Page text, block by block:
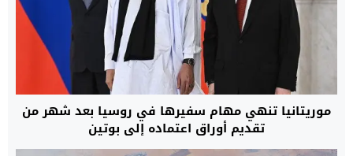
موريتانيا تنهي مهام سفيرها في روسيا بعد شهر من
تقديم أوراق اعتماده إلى بوتين